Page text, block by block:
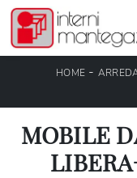
HOME -
MOBILE